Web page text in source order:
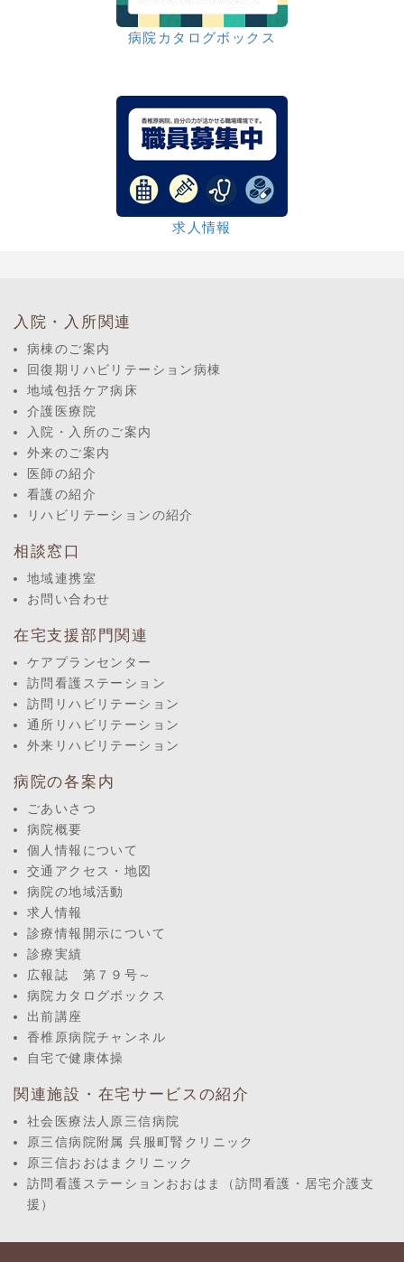
病院カタログボックス
求人情報
入院・入所関連
病棟のご案内
回復期リハビリテーション病棟
地域包括ケア病床
介護医療院
入院・入所のご案内
外来のご案内
医師の紹介
看護の紹介
リハビリテーションの紹介
相談窓口
地域連携室
お問い合わせ
在宅支援部門関連
ケアプランセンター
訪問看護ステーション
訪問リハビリテーション
通所リハビリテーション
外来リハビリテーション
病院の各案内
ごあいさつ
病院概要
個人情報について
交通アクセス・地図
病院の地域活動
求人情報
診療情報開示について
診療実績
広報誌 第７９号～
病院カタログボックス
出前講座
香椎原病院チャンネル
自宅で健康体操
関連施設・在宅サービスの紹介
社会医療法人原三信病院
原三信病院附属 呉服町腎クリニック
原三信おおはまクリニック
訪問看護ステーションおおはま（訪問看護・居宅介護支
援）